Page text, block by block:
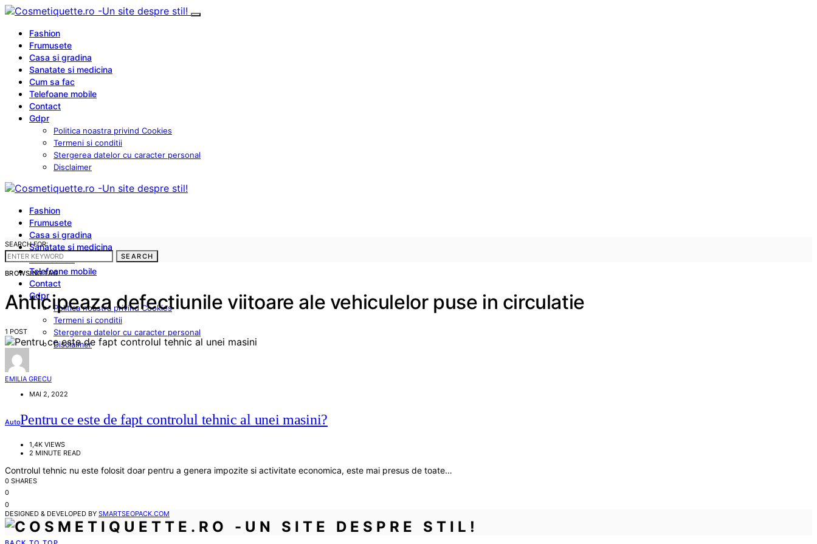
Fashion
Frumusete
Casa si gradina
Sanatate si medicina
Cum sa fac
Telefoane mobile
Contact
Gdpr
Politica noastra privind Cookies
Termeni si conditii
Stergerea datelor cu caracter personal
Disclaimer
Fashion
Frumusete
Casa si gradina
Sanatate si medicina
Cum sa fac
Telefoane mobile
Contact
Gdpr
Politica noastra privind Cookies
Termeni si conditii
Stergerea datelor cu caracter personal
Disclaimer
SEARCH FOR:
SEARCH
BROWSING TAG
Anticipeaza defectiunile viitoare ale vehiculelor puse in circulatie
1 POST
EMILIA GRECU
MAI 2, 2022
AutoPentru ce este de fapt controlul tehnic al unei masini?
1,4K VIEWS
2 MINUTE READ
Controlul tehnic nu este folosit doar pentru a genera impozite si activitate economica, este mai presus de toate…
0 SHARES
0
0
DESIGNED & DEVELOPED BY SMARTSEOPACK.COM